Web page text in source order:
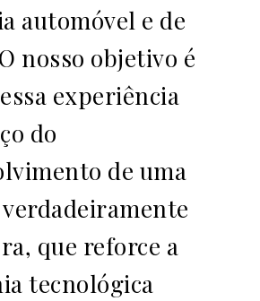
automóvel e de
nosso objetivo é
experiência
do
de uma
que reforce a
tecnológica